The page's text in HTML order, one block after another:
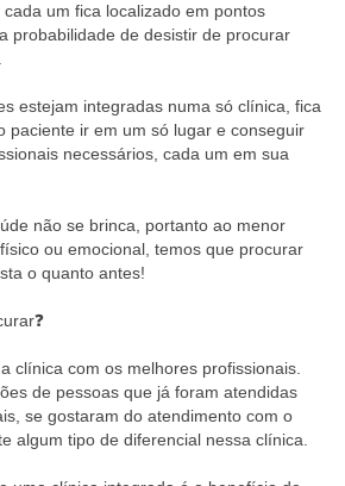
um fica localizado em pontos
probabilidade de desistir de procurar
estejam integradas numa só clínica, fica
paciente ir em um só lugar e conseguir
necessários, cada um em sua
não se brinca, portanto ao menor
ou emocional, temos que procurar
o quanto antes!⠀
clínica com os melhores profissionais.
de pessoas que já foram atendidas
se gostaram do atendimento com o
algum tipo de diferencial nessa clínica.⠀